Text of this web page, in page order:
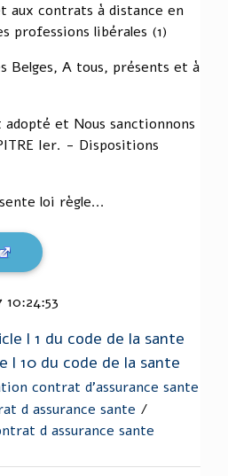
aux contrats à distance en
professions libérales (1)
Belges, A tous, présents et à
adopté et Nous sanctionnons
Ier. - Dispositions
loi règle...
l 1 du code de la sante
l 10 du code de la sante
contrat d'assurance sante
d assurance sante /
d assurance sante